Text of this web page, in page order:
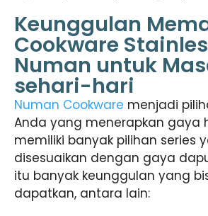
Keunggulan
Cookware
Numan untuk
sehari-hari
Numan Cookware menjadi
Anda yang menerapkan gaya
memiliki banyak pilihan series
disesuaikan dengan gaya
itu banyak keunggulan yang
dapatkan, antara lain: